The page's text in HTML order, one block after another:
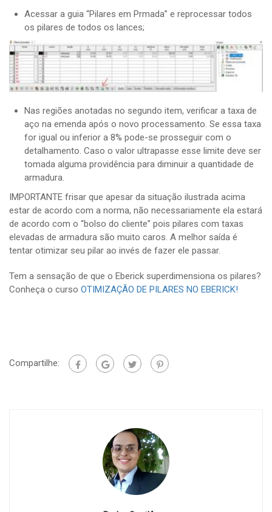
Acessar a guia “Pilares em Prmada” e reprocessar todos
os pilares de todos os lances;
Nas regiões anotadas no segundo item, verificar a taxa de
aço na emenda após o novo processamento. Se essa taxa
for igual ou inferior a 8% pode-se prosseguir com o
detalhamento. Caso o valor ultrapasse esse limite deve ser
tomada alguma providência para diminuir a quantidade de
armadura.
IMPORTANTE frisar que apesar da situação ilustrada acima
estar de acordo com a norma, não necessariamente ela estará
de acordo com o “bolso do cliente” pois pilares com taxas
elevadas de armadura são muito caros. A melhor saída é
tentar otimizar seu pilar ao invés de fazer ele passar.
Tem a sensação de que o Eberick superdimensiona os pilares?
Conheça o curso OTIMIZAÇÃO DE PILARES NO EBERICK!
Compartilhe: